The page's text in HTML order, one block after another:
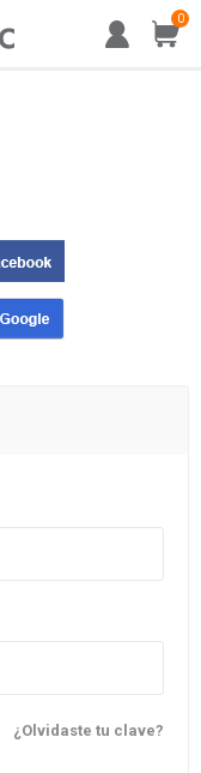
0
¿Olvidaste tu clave?